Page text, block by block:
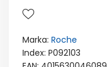
Marka: Roche
Index: P092103